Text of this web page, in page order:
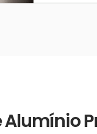
Alumínio